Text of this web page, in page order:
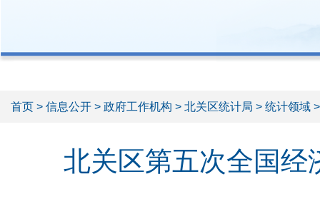
首页 > 信息公开 > 政府工作机构 > 北关区统计局 > 统计领域
北关区第五次全国